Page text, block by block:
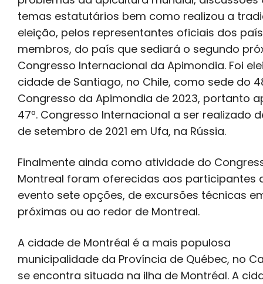
temas estatutários bem como realizou a
eleição, pelos representantes oficiais dos
membros, do país que sediará o segundo
Congresso Internacional da Apimondia. Foi
cidade de Santiago, no Chile, como sede do
Congresso da Apimondia de 2023, portanto
47º. Congresso Internacional a ser realizado
de setembro de 2021 em Ufa, na Rússia.
Finalmente ainda como atividade do
Montreal foram oferecidas aos participantes
evento sete opções, de excursões técnicas
próximas ou ao redor de Montreal.
A cidade de Montréal é a mais populosa
municipalidade da Província de Québec, no
se encontra situada na ilha de Montréal. A